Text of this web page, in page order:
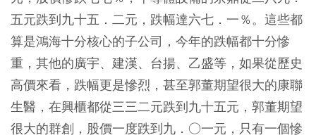
五元跌到九十五．二元，跌幅達六七．一％。這些都
算是鴻海十分核心的子公司，今年的跌幅都十分慘
重，其他的廣宇、建漢、台揚、乙盛等，如果從歷史
高價來看，跌幅更是慘烈， 甚至郭董期望很大的康聯
生醫，在興櫃都從三三二元跌到九十五元，郭董期望
很大的群創，股價一度跌到九．○一元，只有一個慘